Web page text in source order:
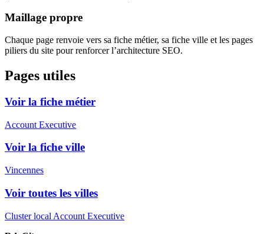
Maillage propre
Chaque page renvoie vers sa fiche métier, sa fiche ville et les pages
piliers du site pour renforcer l’architecture SEO.
Pages utiles
Voir la fiche métier
Account Executive
Voir la fiche ville
Vincennes
Voir toutes les villes
Cluster local Account Executive